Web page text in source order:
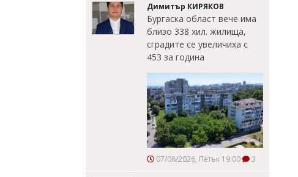
Димитър КИРЯКОВ
Бургаска област вече има
близо 338 хил. жилища,
сградите се увеличиха с
453 за година
07/08/2026, Петък 19:00 3